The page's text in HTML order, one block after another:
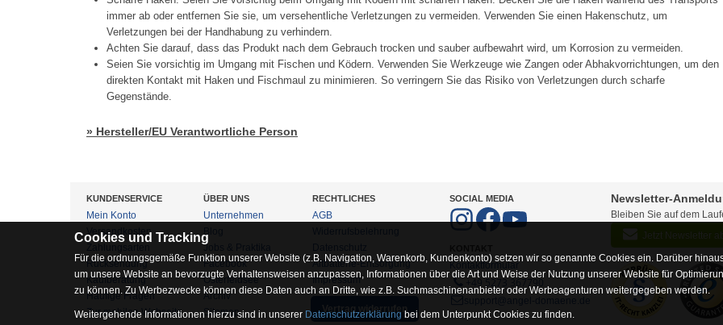
immer ab oder entfernen Sie sie, um versehentliche Verletzungen zu vermeiden. Verwenden Sie einen Hakenschutz, um
Verletzungen bei der Handhabung zu verhindern.
Achten Sie darauf, dass das Produkt nach dem Gebrauch trocken und sauber aufbewahrt wird, um Korrosion zu vermeiden.
Seien Sie vorsichtig im Umgang mit Fischen und Ködern. Verwenden Sie Werkzeuge wie Zangen oder Abhakvorrichtungen, um den
direkten Kontakt mit Haken und Fischmaul zu minimieren. So verringern Sie das Risiko von Verletzungen durch scharfe
Gegenstände.
» Hersteller/EU Verantwortliche Person
KUNDENSERVICE
Mein Konto
Versandkosten
Rücksendung
Kaufberatung
Häufige Fragen
Zur mobilen Webseite
ÜBER UNS
Unternehmen
Jobs & Praktika
Facebook
Osterfeldsee
Archiv
Sitemap
RECHTLICHES
AGB
Altbatterie-Entsorgung
Impressum
Vertrag widerrufen
SOCIAL MEDIA
Kontaktformular
Newsletter-
Bleiben Sie auf dem
Jetzt Newsletter
Cookies und Tracking
Für die ordnungsgemäße Funktion unserer Website (z.B. Navigation, Warenkorb, Kundenkonto) setzen wir so genannte Cookies ein. Darüber
um unsere Website an bevorzugte Verhaltensweisen anzupassen, Informationen über die Art und Weise der Nutzung unserer Website für
zu können. Zu Werbezwecke können diese Daten auch an Dritte, wie z.B. Suchmaschinenanbieter oder Werbeagenturen weitergegeben werden.
Weitergehende Informationen hierzu sind in unserer Datenschutzerklärung bei dem Unterpunkt Cookies zu finden.